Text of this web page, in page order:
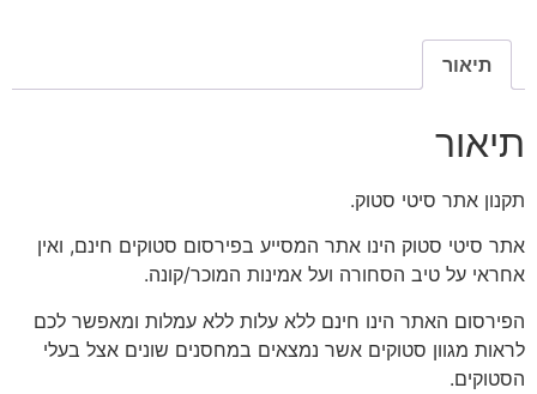
תיאור
תיאור
תקנון אתר סיטי סטוק.
אתר סיטי סטוק הינו אתר המסייע בפירסום סטוקים חינם, ואין
אחראי על טיב הסחורה ועל אמינות המוכר/קונה.
הפירסום האתר הינו חינם ללא עלות ללא עמלות ומאפשר לכם
לראות מגוון סטוקים אשר נמצאים במחסנים שונים אצל בעלי
הסטוקים.